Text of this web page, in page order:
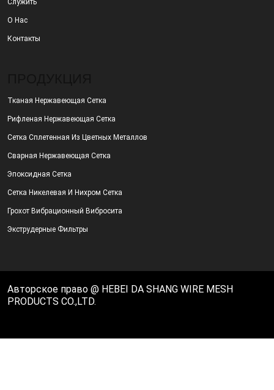
Служить
О Нас
Контакты
Тканая Нержавеющая Сетка
Рифленая Нержавеющая Сетка
Сетка Сплетенная Из Цветных Металлов
Сварная Нержавеющая Сетка
Эпоксидная Сетка
Сетка Никелевая И Нихром Сетка
Грохот Вибрационный Вибросита
Экструдерные Фильтры
Авторское право @ HEBEI DA SHANG WIRE MESH
PRODUCTS CO.,LTD.